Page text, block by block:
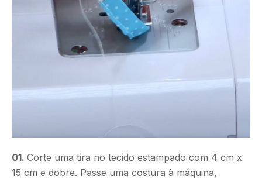
01. Corte uma tira no tecido estampado com 4 cm x
15 cm e dobre. Passe uma costura à máquina,